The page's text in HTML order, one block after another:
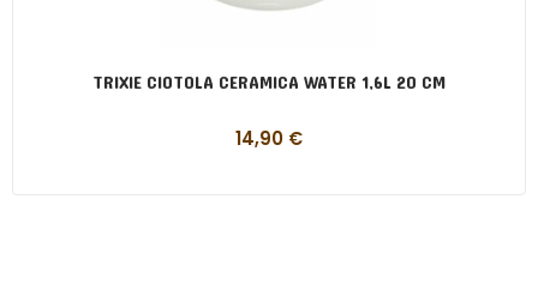
TRIXIE CIOTOLA CERAMICA WATER 1,6L 20 CM
14,90 €